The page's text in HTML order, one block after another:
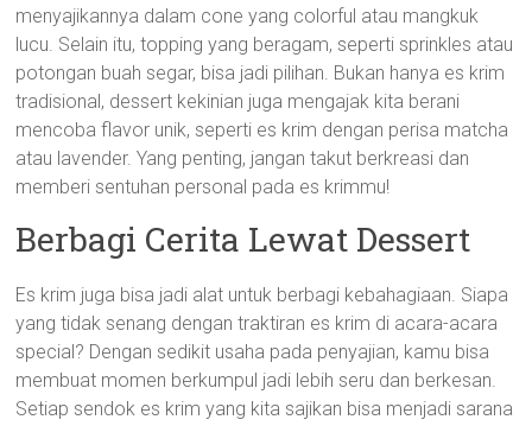
menyajikannya dalam cone yang colorful atau mangkuk
lucu. Selain itu, topping yang beragam, seperti sprinkles atau
potongan buah segar, bisa jadi pilihan. Bukan hanya es krim
tradisional, dessert kekinian juga mengajak kita berani
mencoba flavor unik, seperti es krim dengan perisa matcha
atau lavender. Yang penting, jangan takut berkreasi dan
memberi sentuhan personal pada es krimmu!
Berbagi Cerita Lewat Dessert
Es krim juga bisa jadi alat untuk berbagi kebahagiaan. Siapa
yang tidak senang dengan traktiran es krim di acara-acara
special? Dengan sedikit usaha pada penyajian, kamu bisa
membuat momen berkumpul jadi lebih seru dan berkesan.
Setiap sendok es krim yang kita sajikan bisa menjadi sarana